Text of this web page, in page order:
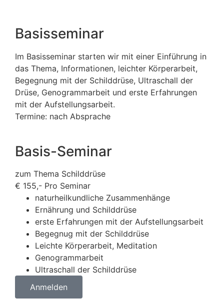
Basisseminar
Im Basisseminar starten wir mit einer Einführung in
das Thema, Informationen, leichter Körperarbeit,
Begegnung mit der Schilddrüse, Ultraschall der
Drüse, Genogrammarbeit und erste Erfahrungen
mit der Aufstellungsarbeit.
Termine: nach Absprache
Basis-Seminar
zum Thema Schilddrüse
€ 155,- Pro Seminar
naturheilkundliche Zusammenhänge
Ernährung und Schilddrüse
erste Erfahrungen mit der Aufstellungsarbeit
Begegnug mit der Schilddrüse
Leichte Körperarbeit, Meditation
Genogrammarbeit
Ultraschall der Schilddrüse
Anmelden